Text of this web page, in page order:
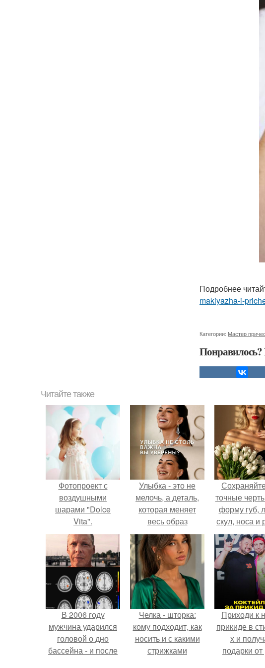
Подробнее
makiyazha-i-
Категории: Мастер
Понравилось?
Читайте также
Фотопроект с
воздушными
шарами "Dolce
Vita".
Улыбка - это не
мелочь, а деталь,
которая меняет
весь образ
человека.
точные
форму губ,
скул, носа и
глаз.
В 2006 году
мужчина ударился
головой о дно
бассейна - и после
Челка - шторка:
кому подходит, как
носить и с какими
стрижками
Приходи к
прикиде в
х и
подарки от